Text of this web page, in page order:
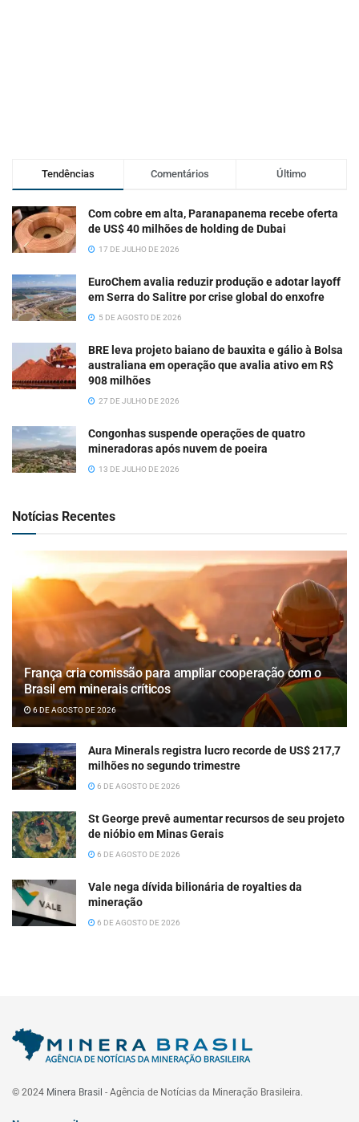
Tendências Comentários Último
Com cobre em alta, Paranapanema recebe oferta
de US$ 40 milhões de holding de Dubai
17 DE JULHO DE 2026
EuroChem avalia reduzir produção e adotar layoff
em Serra do Salitre por crise global do enxofre
5 DE AGOSTO DE 2026
BRE leva projeto baiano de bauxita e gálio à Bolsa
australiana em operação que avalia ativo em R$
908 milhões
27 DE JULHO DE 2026
Congonhas suspende operações de quatro
mineradoras após nuvem de poeira
13 DE JULHO DE 2026
Notícias Recentes
França cria comissão para ampliar cooperação com o
Brasil em minerais críticos
6 DE AGOSTO DE 2026
Aura Minerals registra lucro recorde de US$ 217,7
milhões no segundo trimestre
6 DE AGOSTO DE 2026
St George prevê aumentar recursos de seu projeto
de nióbio em Minas Gerais
6 DE AGOSTO DE 2026
Vale nega dívida bilionária de royalties da
mineração
6 DE AGOSTO DE 2026
© 2024 Minera Brasil - Agência de Notícias da Mineração Brasileira.